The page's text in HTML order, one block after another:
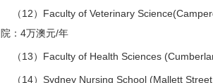
（12）Faculty of Veterinary
院：4万澳元/年
（13）Faculty of Health Sciences
（14）Sydney Nursing School (Mallett